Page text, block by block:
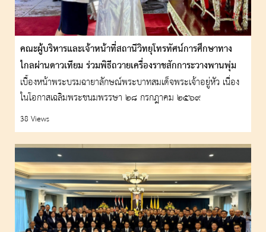
คณะผู้บริหารและเจ้าหน้าที่สถานีวิทยุโทรทัศน์การศึกษาทาง
ไกลผ่านดาวเทียม ร่วมพิธีถวายเครื่องราชสักการะ​วางพานพุ่ม​
และจุดเทียนถวายพระพรชัยมงคล
เบื้องหน้าพระบรมฉายาลักษณ์พระบาทสมเด็จพระเจ้าอยู่หัว เนื่อง
ในโอกาสเฉลิมพระชนมพรรษา ๒๘ กรกฎาคม ๒๕๖๙
38 Views